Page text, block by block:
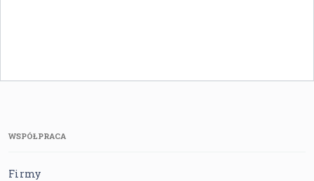
WSPÓŁPRACA
Firmy